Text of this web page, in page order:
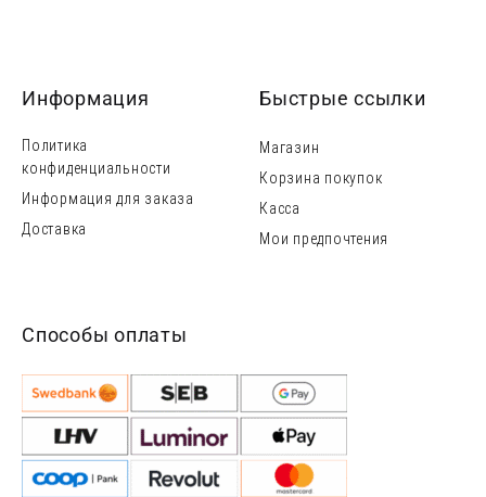
Информация
Политика
конфиденциальности
Информация для заказа
Доставка
Быстрые ссылки
Магазин
Корзина покупок
Касса
Мои предпочтения
Способы оплаты